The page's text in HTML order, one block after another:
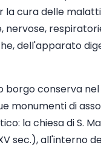
la cura delle
nervose,
dell'apparato
borgo conserva
monumenti di
la chiesa di S.
sec.), all'interno